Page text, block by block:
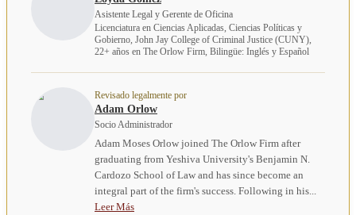
Asistente Legal y Gerente de Oficina
Licenciatura en Ciencias Aplicadas, Ciencias Políticas y
Gobierno, John Jay College of Criminal Justice (CUNY),
22+ años en The Orlow Firm, Bilingüe: Inglés y Español
Revisado legalmente por
Adam Orlow
Socio Administrador
Adam Moses Orlow joined The Orlow Firm after
graduating from Yeshiva University's Benjamin N.
Cardozo School of Law and has since become an
integral part of the firm's success. Following in his...
Leer Más